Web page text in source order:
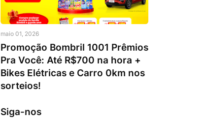
maio 01, 2026
Promoção Bombril 1001 Prêmios
Pra Você: Até R$700 na hora +
Bikes Elétricas e Carro 0km nos
sorteios!
Siga-nos